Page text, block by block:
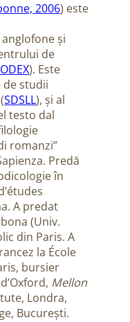
2006) este
și
de
). Este
studii
SDSLL), și al
testo dal
romanzi”
Predă
în
A predat
(Univ.
din Paris. A
la École
bursier
Mellon
Londra,
București.